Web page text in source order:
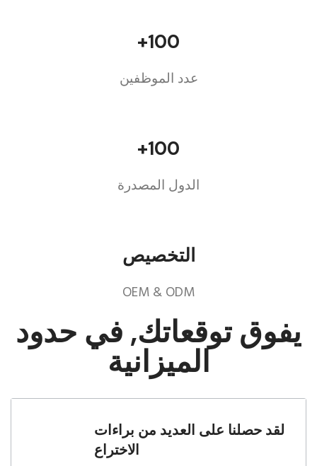
100+
عدد الموظفين
100+
الدول المصدرة
التخصيص
OEM & ODM
يفوق توقعاتك, في حدود
الميزانية
لقد حصلنا على العديد من براءات
الاختراع